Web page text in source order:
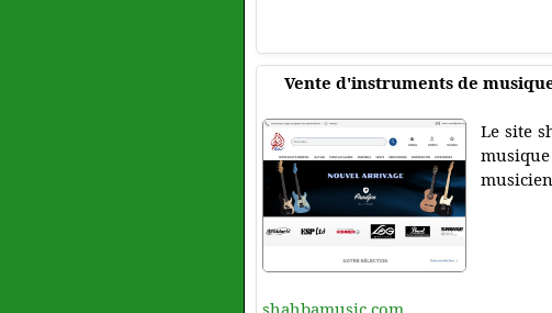
Vente d'instruments de
Le site
shahbamusic.com